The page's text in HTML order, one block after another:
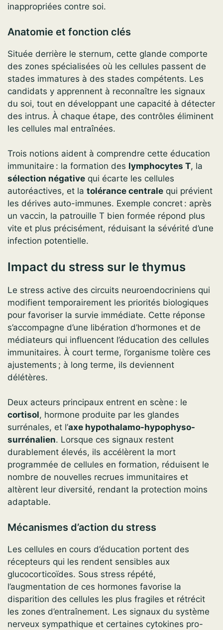
inappropriées contre soi.
Anatomie et fonction clés
Située derrière le sternum, cette glande comporte
des zones spécialisées où les cellules passent de
stades immatures à des stades compétents. Les
candidats y apprennent à reconnaître les signaux
du soi, tout en développant une capacité à détecter
des intrus. À chaque étape, des contrôles éliminent
les cellules mal entraînées.
Trois notions aident à comprendre cette éducation
immunitaire : la formation des lymphocytes T, la
sélection négative qui écarte les cellules
autoréactives, et la tolérance centrale qui prévient
les dérives auto-immunes. Exemple concret : après
un vaccin, la patrouille T bien formée répond plus
vite et plus précisément, réduisant la sévérité d’une
infection potentielle.
Impact du stress sur le thymus
Le stress active des circuits neuroendocriniens qui
modifient temporairement les priorités biologiques
pour favoriser la survie immédiate. Cette réponse
s’accompagne d’une libération d’hormones et de
médiateurs qui influencent l’éducation des cellules
immunitaires. À court terme, l’organisme tolère ces
ajustements ; à long terme, ils deviennent
délétères.
Deux acteurs principaux entrent en scène : le
cortisol, hormone produite par les glandes
surrénales, et l’axe hypothalamo-hypophyso-
surrénalien. Lorsque ces signaux restent
durablement élevés, ils accélèrent la mort
programmée de cellules en formation, réduisent le
nombre de nouvelles recrues immunitaires et
altèrent leur diversité, rendant la protection moins
adaptable.
Mécanismes d’action du stress
Les cellules en cours d’éducation portent des
récepteurs qui les rendent sensibles aux
glucocorticoïdes. Sous stress répété,
l’augmentation de ces hormones favorise la
disparition des cellules les plus fragiles et rétrécit
les zones d’entraînement. Les signaux du système
nerveux sympathique et certaines cytokines pro-